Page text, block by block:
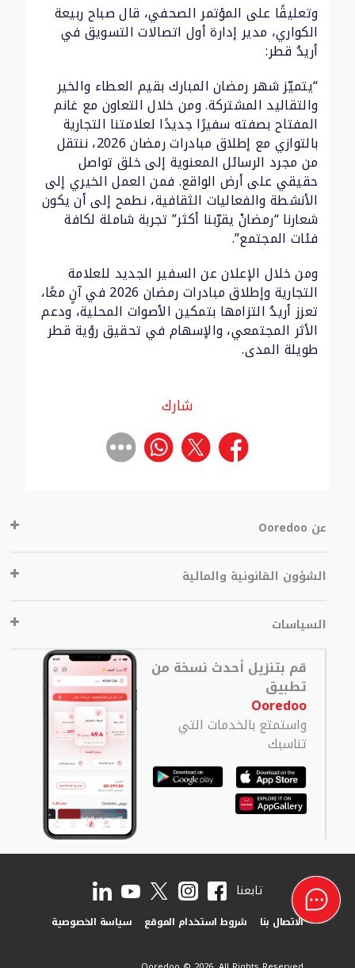
وتعليقًا على المؤتمر الصحفي، قال صباح ربيعة
الكواري، مدير إدارة أول اتصالات التسويق في
أريدُ قطر:
“يتميّز شهر رمضان المبارك بقيم العطاء والخير
والتقاليد المشتركة. ومن خلال التعاون مع غانم
المفتاح بصفته سفيرًا جديدًا لعلامتنا التجارية
بالتوازي مع إطلاق مبادرات رمضان 2026، ننتقل
من مجرد الرسائل المعنوية إلى خلق تواصل
حقيقي على أرض الواقع. فمن العمل الخيري إلى
الأنشطة والفعاليات الثقافية، نطمح إلى أن يكون
شعارنا “رمضانْ يقرّبنا أكثر” تجربة شاملة لكافة
فئات المجتمع”.
ومن خلال الإعلان عن السفير الجديد للعلامة
التجارية وإطلاق مبادرات رمضان 2026 في آنٍ معًا،
تعزز أريدُ التزامها بتمكين الأصوات المحلية، ودعم
الأثر المجتمعي، والإسهام في تحقيق رؤية قطر
طويلة المدى.
شارك
عن Ooredoo
الشؤون القانونية والمالية
السياسات
قم بتنزيل أحدث نسخة من
تطبيق
Ooredoo
واستمتع بالخدمات التي
تناسبك
تابعنا
الاتصال بنا شروط استخدام الموقع سياسة الخصوصية